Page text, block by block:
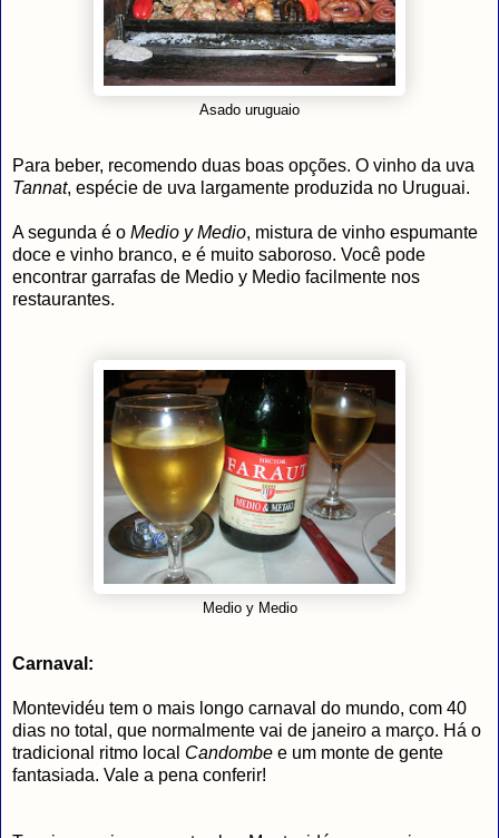
Asado uruguaio
Para beber, recomendo duas boas opções. O vinho da uva
Tannat, espécie de uva largamente produzida no Uruguai.
A segunda é o Medio y Medio, mistura de vinho espumante
doce e vinho branco, e é muito saboroso. Você pode
encontrar garrafas de Medio y Medio facilmente nos
restaurantes.
Medio y Medio
Carnaval:
Montevidéu tem o mais longo carnaval do mundo, com 40
dias no total, que normalmente vai de janeiro a março. Há o
tradicional ritmo local Candombe e um monte de gente
fantasiada. Vale a pena conferir!